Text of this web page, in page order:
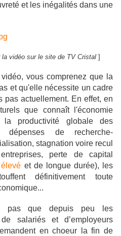
et les inégalités dans une
vidéo sur le site de TV Cristal ]
vous comprenez que la
et qu'elle nécessite un cadre
pas actuellement. En effet, en
que connaît l'économie
la productivité globale des
dépenses de recherche-
stagnation voire recul
perte de capital
et de longue durée), les
définitivement toute
pas que depuis peu
les
salariés et d’employeurs
en choeur la fin de